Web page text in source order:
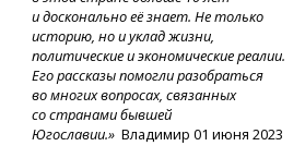
и досконально её знает. Не только
историю, но и уклад жизни,
политические и экономические реалии.
Его рассказы помогли разобраться
во многих вопросах, связанных
со странами бывшей
Югославии.» Владимир 01 июня 2023